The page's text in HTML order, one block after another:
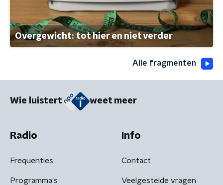
Overgewicht: tot hier en niet verder
Alle fragmenten
Wie luistert weet meer
Radio
Frequenties
Programma's
Info
Contact
Veelgestelde vragen